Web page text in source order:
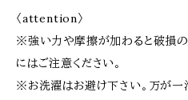
〈attention〉
※強い力や摩擦が加わると破損の
にはご注意ください。
※お洗濯はお避け下さい。万が一